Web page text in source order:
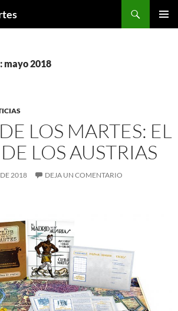
mayo 2018
LOS MARTES: EL
LOS AUSTRIAS
2018 DEJA UN COMENTARIO